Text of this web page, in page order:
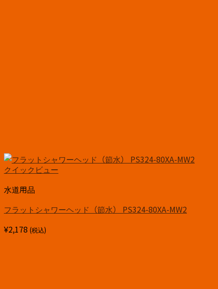
クイックビュー
水道用品
フラットシャワーヘッド（節水） PS324-80XA-MW2
¥2,178 (税込)